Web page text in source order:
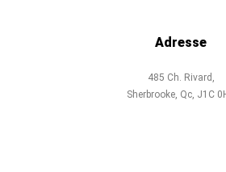
Adresse
485 Ch. Rivard,
Sherbrooke, Qc, J1C